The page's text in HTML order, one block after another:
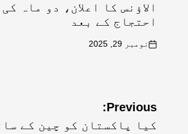
الاؤنس کا اعلان، دو ماہ کی
احتجاج کے بعد
نومبر 29, 2025
Previous:
کیا پاکستان کو چین کے